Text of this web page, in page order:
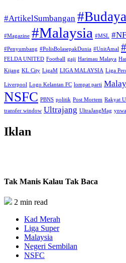
#ArtikelSumbangan #Budaya
#Magazine #Malaysia #MSL
#Penyumbang #PolisBolasepakDunia #UnitAmal
FELDA UNITED Football gaji Harimau Malaya
Kijang KL City LigaM LIGA MALAYSIA Liga
Liverpool Logo Kelantan FC lompat parti
NSFC PBNS politik Post Mortem Rakyat
transfer window Ultrajang UltraJangMag ynwa
Iklan
Tak Manis Kalau Tak Baca
2 min read
Kad Merah
Liga Super
Malaysia
Negeri Sembilan
NSFC